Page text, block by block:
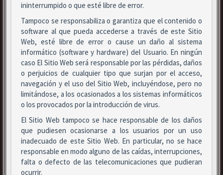
ininterrumpido o que esté libre de error.
Tampoco se responsabiliza o garantiza que el contenido o
software al que pueda accederse a través de este Sitio
Web, esté libre de error o cause un daño al sistema
informático (software y hardware) del Usuario. En ningún
caso El Sitio Web será responsable por las pérdidas, daños
o perjuicios de cualquier tipo que surjan por el acceso,
navegación y el uso del Sitio Web, incluyéndose, pero no
limitándose, a los ocasionados a los sistemas informáticos
o los provocados por la introducción de virus.
El Sitio Web tampoco se hace responsable de los daños
que pudiesen ocasionarse a los usuarios por un uso
inadecuado de este Sitio Web. En particular, no se hace
responsable en modo alguno de las caídas, interrupciones,
falta o defecto de las telecomunicaciones que pudieran
ocurrir.